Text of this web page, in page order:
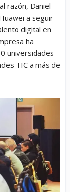
razón, Daniel
a seguir
digital en
ha
universidades
TIC a más de